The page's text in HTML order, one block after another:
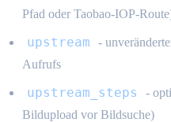
Pfad oder Taobao-IOP-
upstream
-
Aufrufs
upstream_steps
-
Bildupload vor Bildsuche)